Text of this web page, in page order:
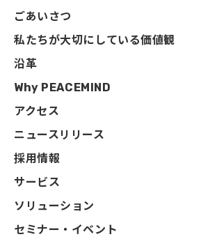
ごあいさつ
私たちが大切にしている価値観
沿革
Why PEACEMIND
アクセス
ニュースリリース
採用情報
サービス
ソリューション
セミナー・イベント